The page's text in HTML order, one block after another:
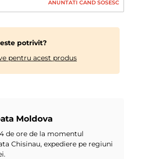
ANUNTATI CAND SOSESC
potrivit?
pentru acest produs
Moldova
de ore de la momentul
Chisinau, expediere pe regiuni